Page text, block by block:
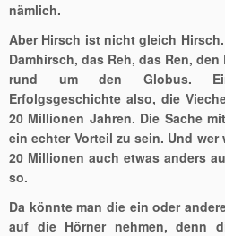
nämlich.
Aber Hirsch ist nicht gleich
Damhirsch, das Reh, das Ren,
rund um den Globus.
Erfolgsgeschichte also, die
20 Millionen Jahren. Die Sache
ein echter Vorteil zu sein. Und
20 Millionen auch etwas anders
so.
Da könnte man die ein oder
auf die Hörner nehmen, denn